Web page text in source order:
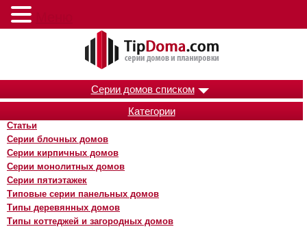
Серии домов списком
Категории
Статьи
Серии блочных домов
Серии кирпичных домов
Серии монолитных домов
Серии пятиэтажек
Типовые серии панельных домов
Типы деревянных домов
Типы коттеджей и загородных домов